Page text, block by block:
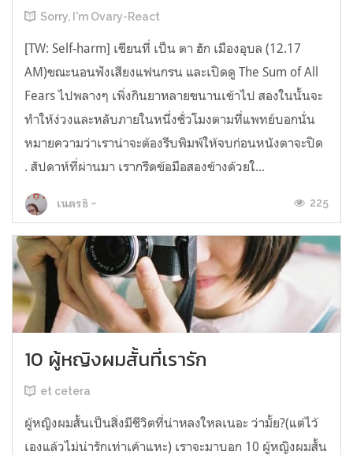
Sorry, I'm Ovary-React
[TW: Self-harm] เขียนที่ เป็น ตา ฮัก เมืองอุบล (12.17
AM)ขณะนอนฟังเสียงแฟนกรน และเปิดดู The Sum of All
Fears ไปพลางๆ เพิ่งกินยาหลายขนานเข้าไป สองในนั้นจะ
ทำให้ง่วงและหลับภายในหนึ่งชั่วโมงตามที่แพทย์บอกนั่น
หมายความว่าเราน่าจะต้องรีบพิมพ์ให้จบก่อนหนังตาจะปิด
. สัปดาห์ที่ผ่านมา เรากรีดข้อมือสองข้างด้วยใ...
เนตรธิ ~ 225
10 ผู้หญิงผมสั้นที่เรารัก
et cetera
ผู้หญิงผมสั้นเป็นสิ่งมีชีวิตที่น่าหลงใหลเนอะ ว่ามั้ย?(แต่ไว้
เองแล้วไม่น่ารักเท่าเค้าแหะ) เราจะมาบอก 10 ผู้หญิงผมสั้น